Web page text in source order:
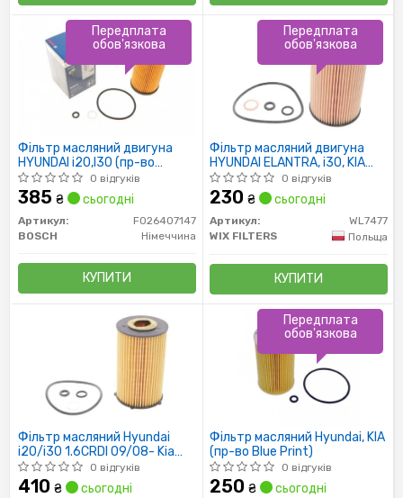
Фільтр масляний двигуна
HYUNDAI i20,I30 (пр-во
Bosch)
0 відгуків
385 ₴ сьогодні
Артикул:
F026407147
BOSCH
Німеччина
КУПИТИ
Передплата
обов'язкова
Фільтр масляний двигуна
HYUNDAI ELANTRA, i30, KIA
SOUL, CEED WL7477/OE674/5
(пр-во WIX-Filtron)
0 відгуків
230 ₴ сьогодні
Артикул:
WL7477
WIX FILTERS
Польща
КУПИТИ
Передплата
обов'язкова
Фільтр масляний Hyundai
i20/i30 1.6CRDI 09/08- Kia
Soul 1.6CRDI 02/09-,Sportage
1.7CRDI 02/11-
0 відгуків
410 ₴ сьогодні
Фільтр масляний Hyundai, KIA
(пр-во Blue Print)
0 відгуків
250 ₴ сьогодні
Передплата
обов'язкова